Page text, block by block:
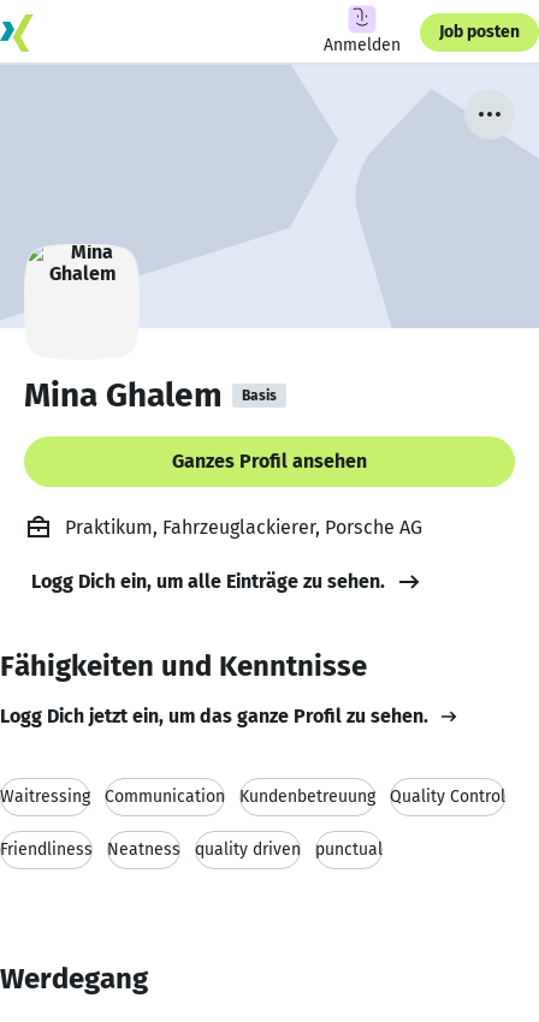
Anmelden
Job posten
Mina Ghalem Basis
Ganzes Profil ansehen
Praktikum, Fahrzeuglackierer, Porsche AG
Logg Dich ein, um alle Einträge zu sehen.
Fähigkeiten und Kenntnisse
Logg Dich jetzt ein, um das ganze Profil zu sehen.
Waitressing Communication Kundenbetreuung Quality Control
Friendliness Neatness quality driven punctual
Werdegang